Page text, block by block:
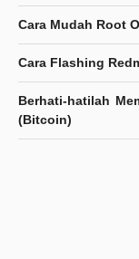
Cara Mudah Root
Cara Flashing
Berhati-hatilah
(Bitcoin)